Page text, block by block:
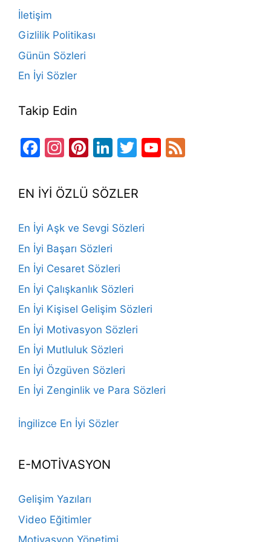
o
k
İletişim
Gizlilik Politikası
Günün Sözleri
En İyi Sözler
Takip Edin
Facebook
Instagram
Pinterest
LinkedIn
TwitterYouTube
EN İYİ ÖZLÜ SÖZLER
En İyi Aşk ve Sevgi Sözleri
En İyi Başarı Sözleri
En İyi Cesaret Sözleri
En İyi Çalışkanlık Sözleri
En İyi Kişisel Gelişim Sözleri
En İyi Motivasyon Sözleri
En İyi Mutluluk Sözleri
En İyi Özgüven Sözleri
En İyi Zenginlik ve Para Sözleri
İngilizce En İyi Sözler
E-MOTİVASYON
Gelişim Yazıları
Video Eğitimler